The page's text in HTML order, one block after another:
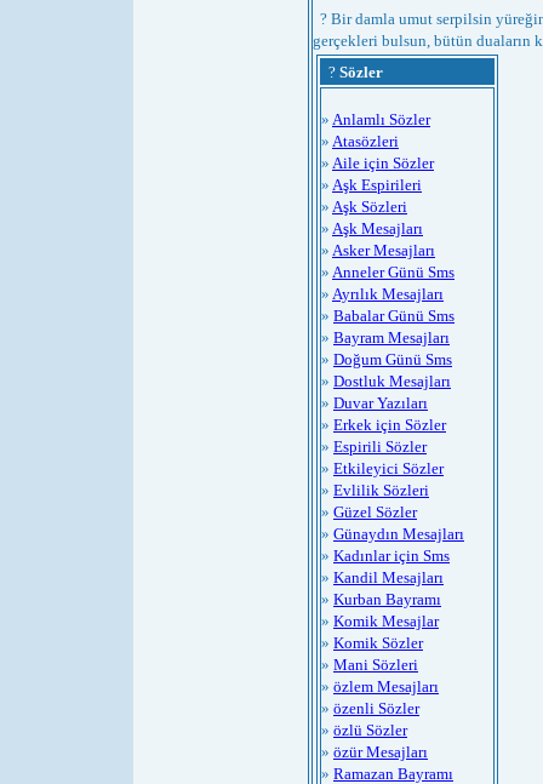
? Bir damla umut serpilsin
gerçekleri bulsun, bütün duaların
? Sözler
» Anlamlı Sözler
» Atasözleri
» Aile için Sözler
» Aşk Espirileri
» Aşk Sözleri
» Aşk Mesajları
» Asker Mesajları
» Anneler Günü Sms
» Ayrılık Mesajları
» Babalar Günü Sms
» Bayram Mesajları
» Doğum Günü Sms
» Dostluk Mesajları
» Duvar Yazıları
» Erkek için Sözler
» Espirili Sözler
» Etkileyici Sözler
» Evlilik Sözleri
» Güzel Sözler
» Günaydın Mesajları
» Kadınlar için Sms
» Kandil Mesajları
» Kurban Bayramı
» Komik Mesajlar
» Komik Sözler
» Mani Sözleri
» özlem Mesajları
» özenli Sözler
» özlü Sözler
» özür Mesajları
» Ramazan Bayramı